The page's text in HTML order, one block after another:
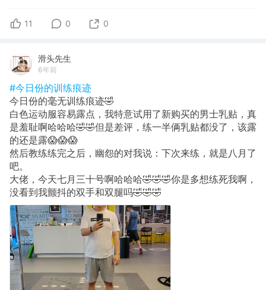
11 0 0
滑头先生
6年前
#今日份的训练痕迹
今日份的毫无训练痕迹🤣
白色运动服容易露点，我特意试用了新购买的男士乳贴，真
是羞耻啊哈哈哈🤣🤣但是差评，练一半俩乳贴都没了，该露
的还是露😱😱😱
然后教练练完之后，幽怨的对我说：下次来练，就是八月了
吧。
大佬，今天七月三十号啊哈哈哈🤣🤣🤣你是多想练死我啊，
没看到我颤抖的双手和双腿吗🤣🤣🤣